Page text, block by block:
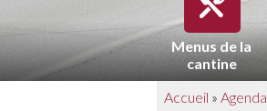
Menus de la
cantine
Accueil » Agenda